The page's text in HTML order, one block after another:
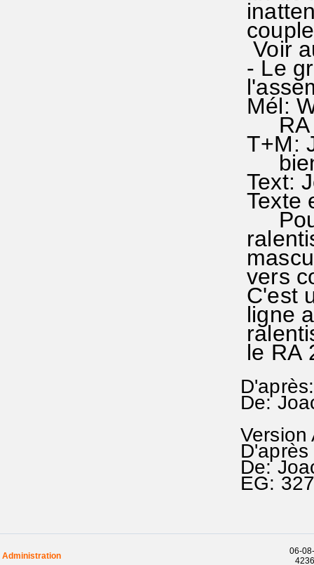
Voir
- Le
Mél:
RA
T+M:
bien
Text:
Texte
Pour
vers
C'est
ligne
le RA
De:
Version
De:
EG:
Administration
06-